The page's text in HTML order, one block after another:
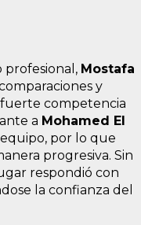
profesional, Mostafa
y
competencia
a Mohamed El
por lo que
progresiva. Sin
respondió con
la confianza del